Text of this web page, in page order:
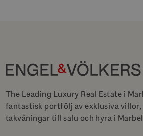
The Leading Luxury Real Estate i
fantastisk portfölj av exklusiva villor,
takvåningar till salu och hyra i